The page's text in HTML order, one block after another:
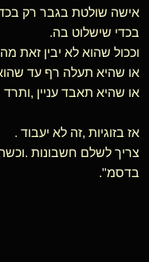
אישה שולטת בגבר רק
בכדי שישלוט בה.
וככול שהוא לא יבין זאת
או שהיא תעלה רף עד שהוא
או שהיא תאבד עניין
אז בזוגיות ,זה לא יעבוד .
צריך לשלם חשבונות
בדסמ".